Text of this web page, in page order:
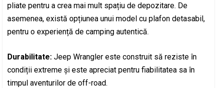
pliate pentru a crea mai mult spațiu de depozitare. De
asemenea, există opțiunea unui model cu plafon detasabil,
pentru o experiență de camping autentică.
Durabilitate: Jeep Wrangler este construit să reziste în
condiții extreme și este apreciat pentru fiabilitatea sa în
timpul aventurilor de off-road.